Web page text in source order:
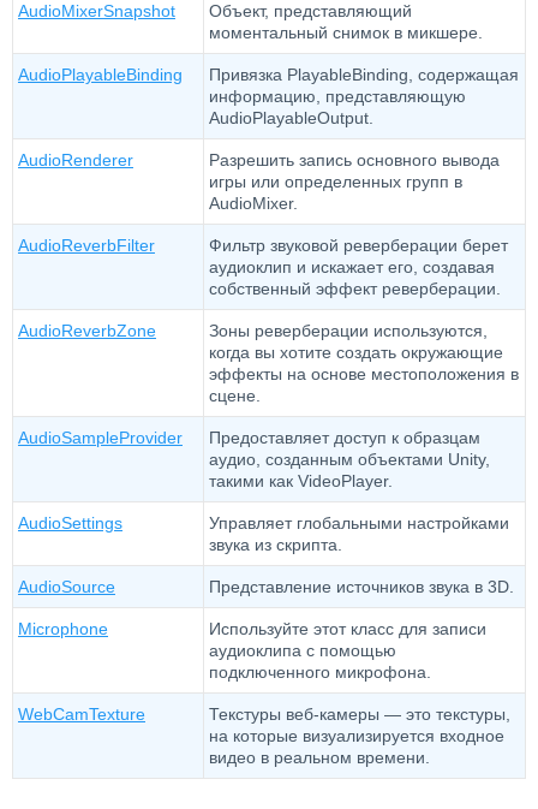
AudioMixerSnapshot
Объект, представляющий
моментальный снимок в микшере.
AudioPlayableBinding
Привязка PlayableBinding, содержащая
информацию, представляющую
AudioPlayableOutput.
AudioRenderer
Разрешить запись основного вывода
игры или определенных групп в
AudioMixer.
AudioReverbFilter
Фильтр звуковой реверберации берет
аудиоклип и искажает его, создавая
собственный эффект реверберации.
AudioReverbZone
Зоны реверберации используются,
когда вы хотите создать окружающие
эффекты на основе местоположения в
сцене.
AudioSampleProvider
Предоставляет доступ к образцам
аудио, созданным объектами Unity,
такими как VideoPlayer.
AudioSettings
Управляет глобальными настройками
звука из скрипта.
AudioSource Представление источников звука в 3D.
Microphone
Используйте этот класс для записи
аудиоклипа с помощью
подключенного микрофона.
WebCamTexture
Текстуры веб-камеры — это текстуры,
на которые визуализируется входное
видео в реальном времени.